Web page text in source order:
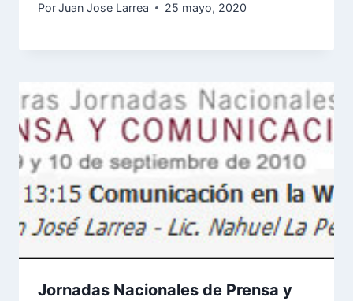
PorJuan Jose Larrea 25 mayo, 2020
Jornadas Nacionales de Prensa y